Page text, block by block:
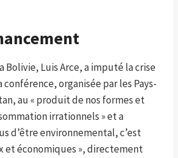
Bolivie, Luis Arce, a imputé la crise
conférence, organisée par les Pays-
au « produit de nos formes et
irrationnels » et a
d’être environnemental, c’est
et économiques », directement